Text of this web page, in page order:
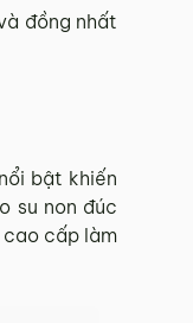
đồng nhất
bật khiến
su non đúc
cao cấp làm
nhất.